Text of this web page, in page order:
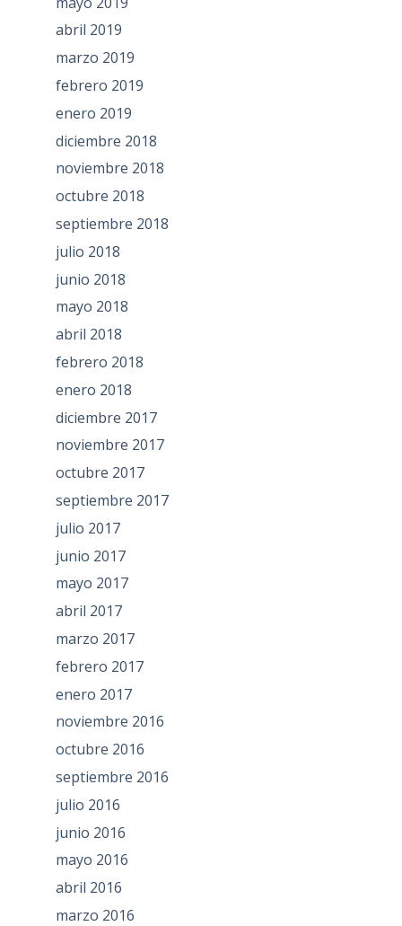
abril 2019
marzo 2019
febrero 2019
enero 2019
diciembre 2018
noviembre 2018
octubre 2018
septiembre 2018
julio 2018
junio 2018
mayo 2018
abril 2018
febrero 2018
enero 2018
diciembre 2017
noviembre 2017
octubre 2017
septiembre 2017
julio 2017
junio 2017
mayo 2017
abril 2017
marzo 2017
febrero 2017
enero 2017
noviembre 2016
octubre 2016
septiembre 2016
julio 2016
junio 2016
mayo 2016
abril 2016
marzo 2016